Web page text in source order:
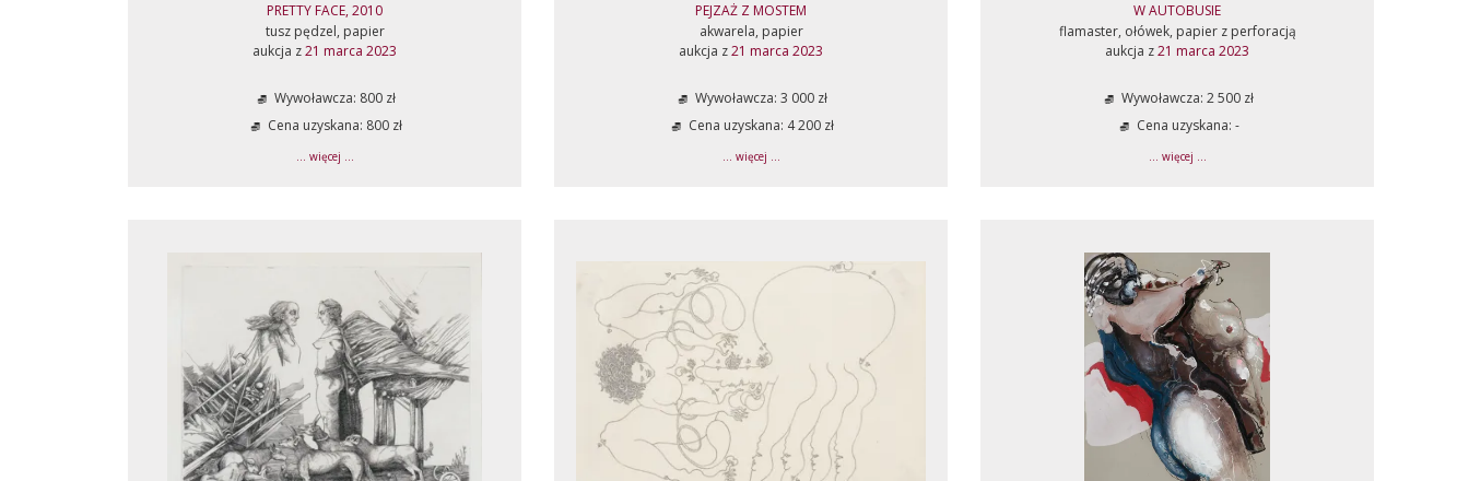
PRETTY FACE, 2010
tusz pędzel, papier
aukcja z21 marca 2023
Wywoławcza: 800 zł
Cena uzyskana: 800 zł
... więcej ...
PEJZAŻ Z MOSTEM
akwarela, papier
aukcja z21 marca 2023
Wywoławcza: 3 000 zł
Cena uzyskana: 4 200 zł
... więcej ...
W AUTOBUSIE
flamaster, ołówek, papier z perforacją
aukcja z21 marca 2023
Wywoławcza: 2 500 zł
Cena uzyskana: -
... więcej ...